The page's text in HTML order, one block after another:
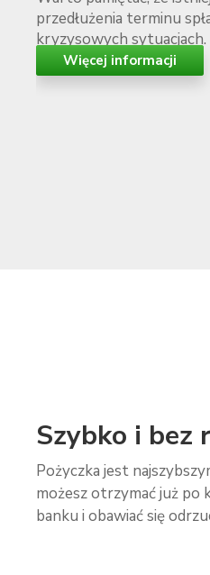
przedłużenia terminu
kryzysowych sytuacjach.
Więcej informacji
Szybko i bez
Pożyczka jest
możesz otrzymać już po
banku i obawiać się